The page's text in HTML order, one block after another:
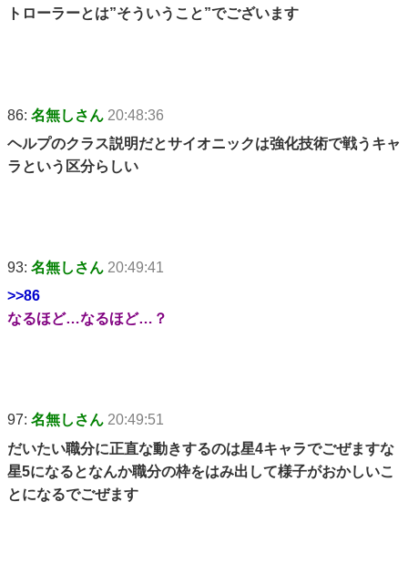
トローラーとは”そういうこと”でございます
86: 名無しさん 20:48:36
ヘルプのクラス説明だとサイオニックは強化技術で戦うキャ
ラという区分らしい
93: 名無しさん 20:49:41
>>86
なるほど…なるほど…？
97: 名無しさん 20:49:51
だいたい職分に正直な動きするのは星4キャラでごぜますな
星5になるとなんか職分の枠をはみ出して様子がおかしいこ
とになるでごぜます